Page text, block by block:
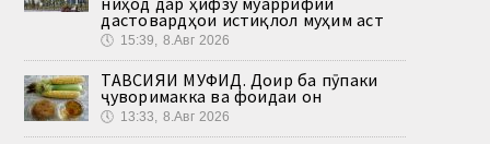
дастовардҳои истиқлол муҳим аст
🕔 15:39, 8.Авг 2026
ТАВСИЯИ МУФИД. Доир ба пӯпаки
ҷуворимакка ва фоидаи он
🕔 13:33, 8.Авг 2026